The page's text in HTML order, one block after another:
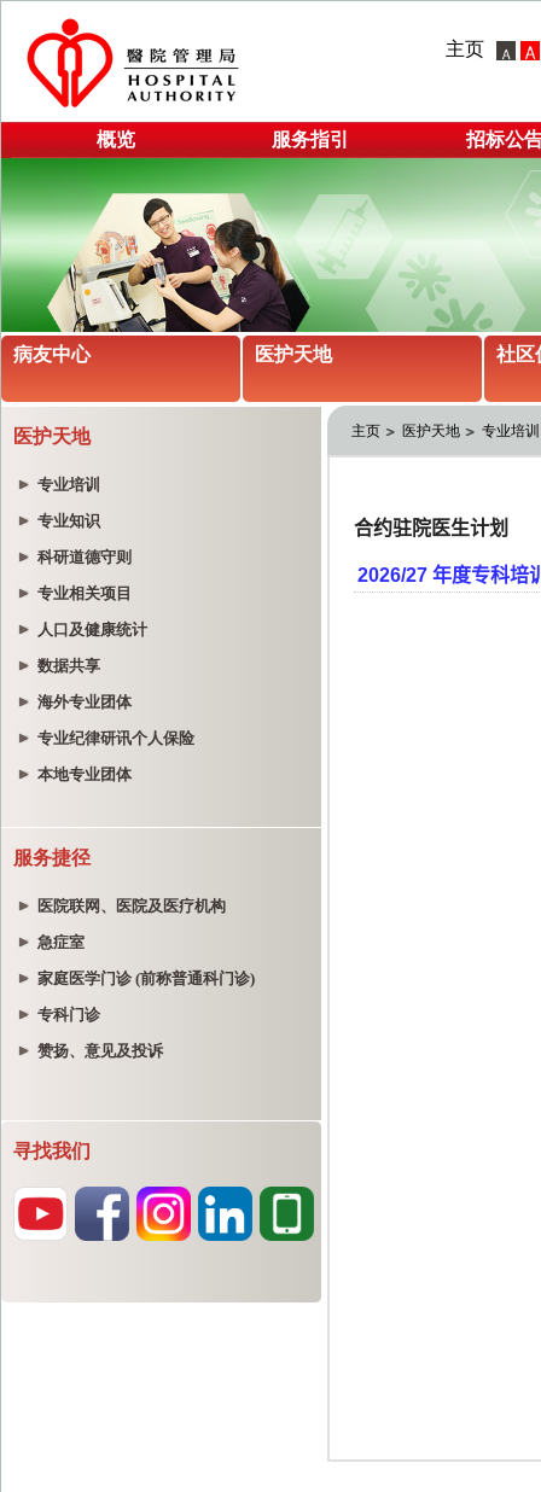
主页
概览 服务指引 招标公
病友中心 医护天地 社区
医护天地
专业培训
专业知识
科研道德守则
专业相关项目
人口及健康统计
数据共享
海外专业团体
专业纪律研讯个人保险
本地专业团体
服务捷径
医院联网、医院及医疗机构
急症室
家庭医学门诊 (前称普通科门诊)
专科门诊
赞扬、意见及投诉
寻找我们
主页 医护天地 专业培训